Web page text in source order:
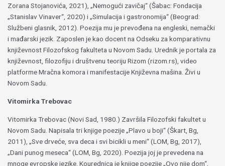
Zorana Stojanovića, 2021), „Nemogući zavičaj“ (Šabac: Fondacija
„Stanislav Vinaver“, 2020) i „Simulacija i gastronomija“ (Beograd:
Službeni glasnik, 2012). Poezija mu je prevođena na engleski, nemački
i mađarski jezik. Zaposlen je kao docent na Odseku za komparativnu
književnost Filozofskog fakulteta u Novom Sadu. Urednik je portala za
književnost, filozofiju i društvenu teoriju Rizom (rizom.rs), video
platforme Mračna komora i manifestacije Književna mašina. Živi u
Novom Sadu.
Vitomirka Trebovac
Vitomirka Trebovac (Novi Sad, 1980.) Završila Filozofski fakultet u
Novom Sadu. Napisala tri knjige poezije „Plavo u boji“ (Škart, Bg,
2011), „Sve drveće, sva deca i svi bicikli u meni“ (LOM, Bg, 2017),
„Dani punog meseca“ (LOM, Bg, 2020). Poezija joj je prevedena na
mnoge evropske jezike. Kourednica je knjige poezije „Ovo nije dom“,